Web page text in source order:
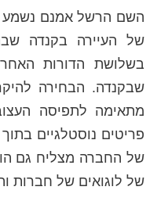
השם הרשל אמנם נשמע
של העיירה בקנדה
בשלושת הדורות
שבקנדה. הבחירה
מתאימה לתפיסה
פריטים נוסטלגיים
של החברה מצליח גם
של לוגואים של חברות